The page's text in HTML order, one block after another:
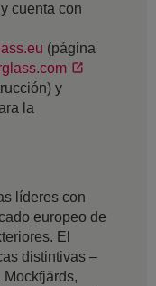
cuenta con
(página
y
la
líderes con
europeo de
El
distintivas –
Mockfjärds,